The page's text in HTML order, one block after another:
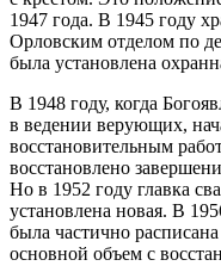
1947 года. В 1945 году
Орловским отделом по
была установлена
В 1948 году, когда
в ведении верующих,
восстановительным
восстановлено
Но в 1952 году главка
установлена новая. В
была частично
основной объем с